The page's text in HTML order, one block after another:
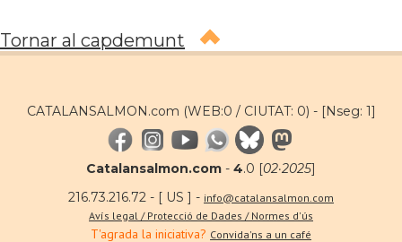
Tornar al capdemunt
CATALANSALMON.com (WEB:0 / CIUTAT: 0) - [Nseg: 1]
Catalansalmon.com - 4.0 [02·2025]
216.73.216.72 - [ US ] - info@catalansalmon.com
Avís legal / Protecció de Dades / Normes d'ús
T'agrada la iniciativa? Convida'ns a un café